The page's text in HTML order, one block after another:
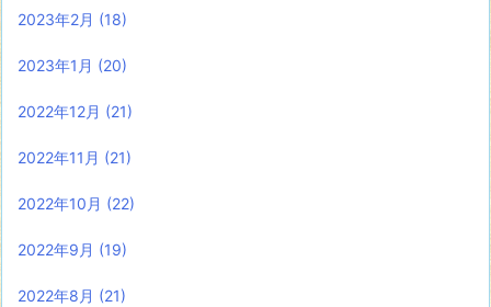
2023年2月 (18)
2023年1月 (20)
2022年12月 (21)
2022年11月 (21)
2022年10月 (22)
2022年9月 (19)
2022年8月 (21)